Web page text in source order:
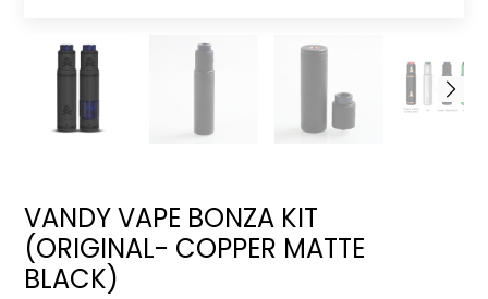
VANDY VAPE BONZA KIT
(ORIGINAL- COPPER MATTE
BLACK)